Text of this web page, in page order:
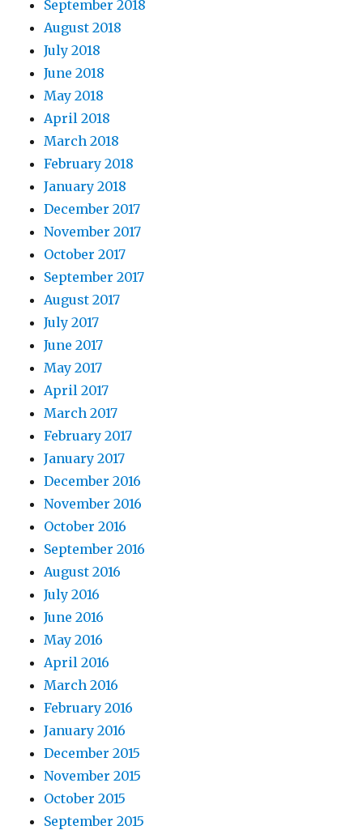
September 2018
August 2018
July 2018
June 2018
May 2018
April 2018
March 2018
February 2018
January 2018
December 2017
November 2017
October 2017
September 2017
August 2017
July 2017
June 2017
May 2017
April 2017
March 2017
February 2017
January 2017
December 2016
November 2016
October 2016
September 2016
August 2016
July 2016
June 2016
May 2016
April 2016
March 2016
February 2016
January 2016
December 2015
November 2015
October 2015
September 2015